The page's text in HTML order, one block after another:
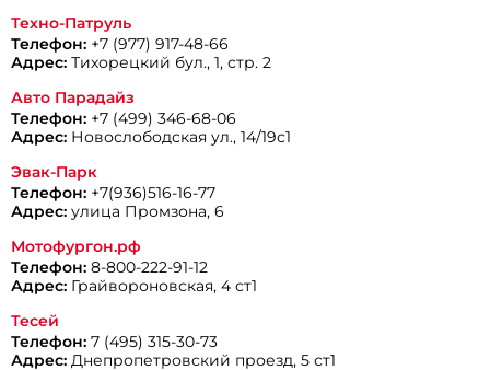
Техно-Патруль
Телефон: +7 (977) 917-48-66
Адрес: Тихорецкий бул., 1, стр. 2
Авто Парадайз
Телефон: +7 (499) 346-68-06
Адрес: Новослободская ул., 14/19с1
Эвак-Парк
Телефон: +7(936)516-16-77
Адрес: улица Промзона, 6
Мотофургон.рф
Телефон: 8-800-222-91-12
Адрес: Грайвороновская, 4 ст1
Тесей
Телефон: 7 (495) 315-30-73
Адрес: Днепропетровский проезд, 5 ст1